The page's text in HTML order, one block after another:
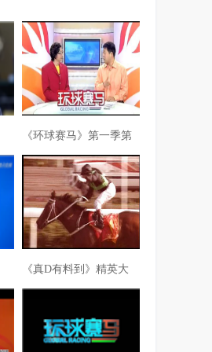
《环球赛马》第一季第
《真D有料到》精英大